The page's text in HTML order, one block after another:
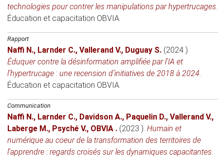
technologies pour contrer les manipulations par hypertrucages.
Éducation et capacitation OBVIA.
Rapport
Naffi N., Larnder C., Vallerand V., Duguay S. (2024 ).
Éduquer contre la désinformation amplifiée par l’IA et
l’hypertrucage : une recension d’initiatives de 2018 à 2024.
Éducation et capacitation OBVIA.
Communication
Naffi N., Larnder C., Davidson A., Paquelin D., Vallerand V.,
Laberge M., Psyché V., OBVIA . (2023 ). Humain et
numérique au coeur de la transformation des territoires de
l'apprendre : regards croisés sur les dynamiques capacitantes.